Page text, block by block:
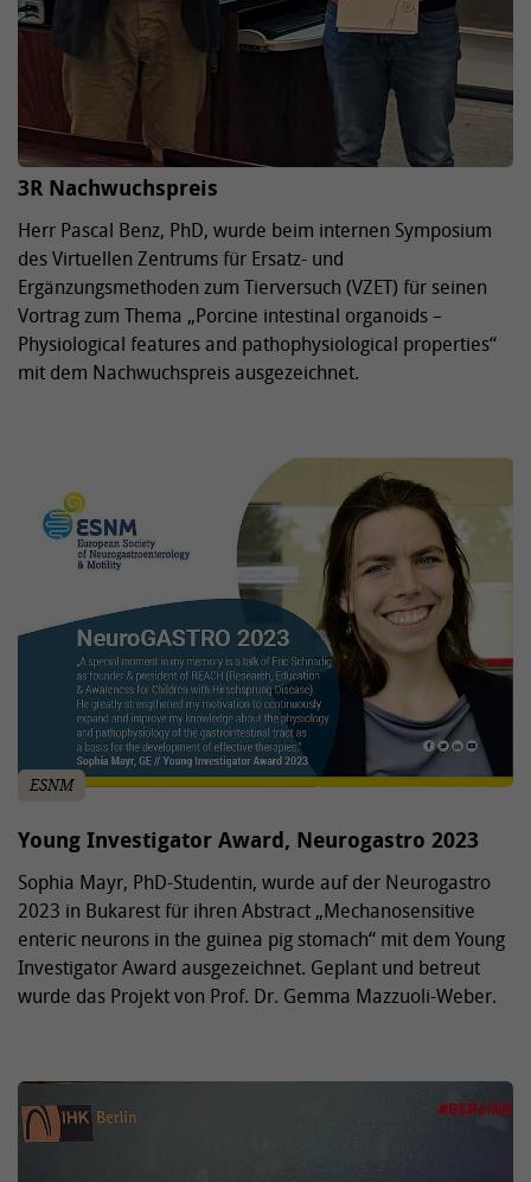
3R Nachwuchspreis
Herr Pascal Benz, PhD, wurde beim internen Symposium
des Virtuellen Zentrums für Ersatz- und
Ergänzungsmethoden zum Tierversuch (VZET) für seinen
Vortrag zum Thema „Porcine intestinal organoids –
Physiological features and pathophysiological properties“
mit dem Nachwuchspreis ausgezeichnet.
ESNM
Young Investigator Award, Neurogastro 2023
Sophia Mayr, PhD-Studentin, wurde auf der Neurogastro
2023 in Bukarest für ihren Abstract „Mechanosensitive
enteric neurons in the guinea pig stomach“ mit dem Young
Investigator Award ausgezeichnet. Geplant und betreut
wurde das Projekt von Prof. Dr. Gemma Mazzuoli-Weber.